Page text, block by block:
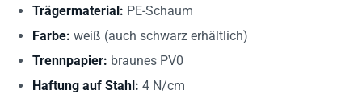
Trägermaterial: PE-Schaum
Farbe: weiß (auch schwarz erhältlich)
Trennpapier: braunes PV0
Haftung auf Stahl: 4 N/cm